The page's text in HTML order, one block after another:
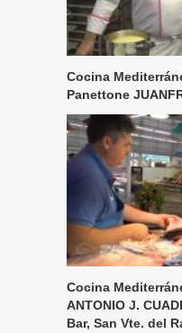
Cocina
Panettone
Cocina
ANTONIO J.
Bar, San Vte. del